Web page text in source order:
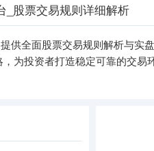
_股票交易规则详细解析
供全面股票交易规则解析与实
为投资者打造稳定可靠的交易